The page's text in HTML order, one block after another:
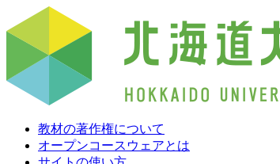
教材の著作権について
オープンコースウェアとは